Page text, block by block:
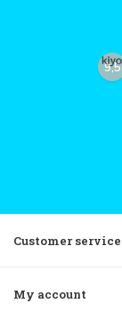
9,5
Customer service
My account